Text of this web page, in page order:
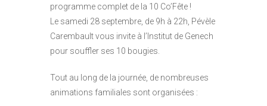
programme complet de la 10 Co’Fête !
Le samedi 28 septembre, de 9h à 22h, Pévèle
Carembault vous invite à l’Institut de Genech
pour souffler ses 10 bougies.
Tout au long de la journée, de nombreuses
animations familiales sont organisées :